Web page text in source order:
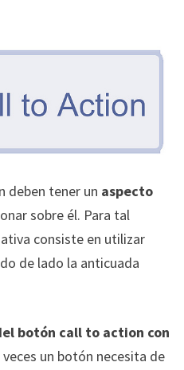
deben tener un aspecto
sobre él. Para tal
consiste en utilizar
de lado la anticuada
botón call to action con
veces un botón necesita de